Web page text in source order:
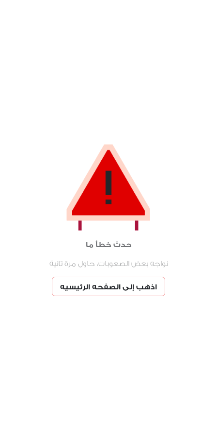
حدث خطأ ما
نواجه بعض الصعوبات، حاول مرة تانية
اذهب إلى الصفحه الرئيسيه